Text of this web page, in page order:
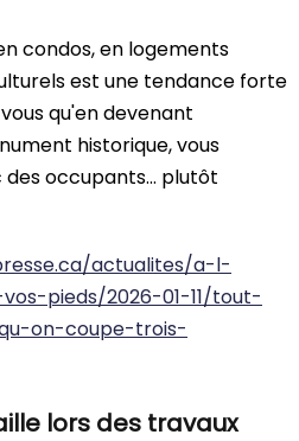
condos, en logements
est une tendance forte
qu'en devenant
historique, vous
occupants... plutôt
actualites/a-l-
pieds/2026-01-11/tout-
on-coupe-trois-
lors des travaux